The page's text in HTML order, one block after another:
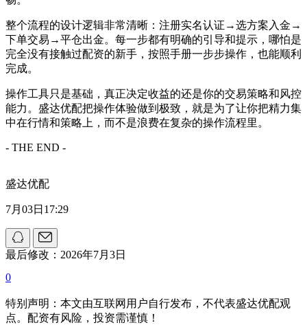
整个流程的设计逻辑非常清晰：注册实名认证→选方案入金→
下单交易→平仓出金。每一步都有明确的引导和提示，哪怕是
完全没有接触过配资的新手，按照手册一步步操作，也能顺利
完成。
操作工具只是基础，真正决定收益的还是你的交易策略和风控
能力。盛达优配把操作体验做到极致，就是为了让你把精力集
中在行情和策略上，而不是浪费在复杂的操作流程里。
- THE END -
盛达优配
7月03日17:29
最后修改：2026年7月3日
0
特别声明：本文由互联网用户自行发布，不代表盛达优配观
点。配资有风险，投资需谨慎！